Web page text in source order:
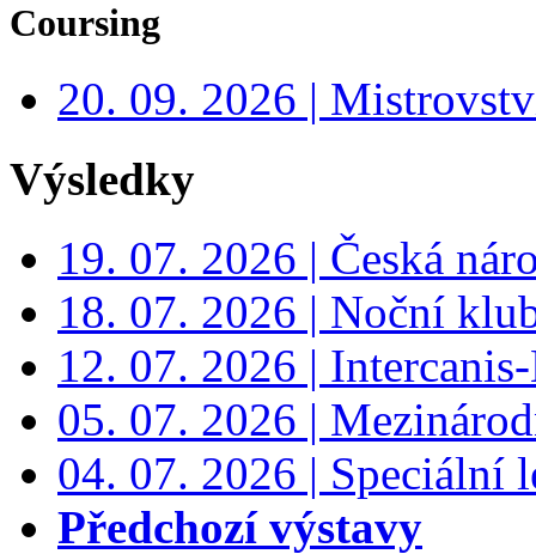
Coursing
20. 09. 2026 |
Výsledky
19. 07. 2026 | Česká
18. 07. 2026 | Noční
12. 07. 2026 |
05. 07. 2026 |
04. 07. 2026 | Speciální
Předchozí výstavy